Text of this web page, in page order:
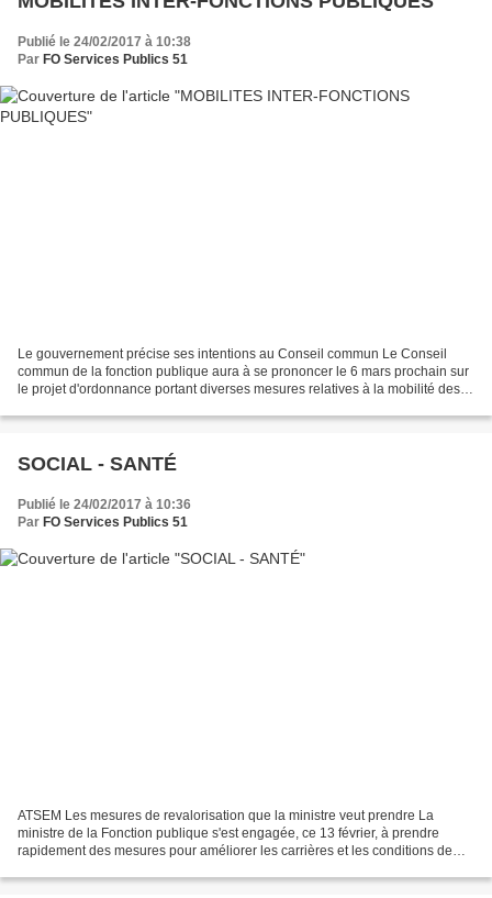
Publié le 24/02/2017 à 10:38
Par FO Services Publics 51
Le gouvernement précise ses intentions au Conseil commun Le Conseil
commun de la fonction publique aura à se prononcer le 6 mars prochain sur
le projet d'ordonnance portant diverses mesures relatives à la mobilité des
SOCIAL - SANTÉ
Publié le 24/02/2017 à 10:36
Par FO Services Publics 51
ATSEM Les mesures de revalorisation que la ministre veut prendre La
ministre de la Fonction publique s'est engagée, ce 13 février, à prendre
rapidement des mesures pour améliorer les carrières et les conditions de